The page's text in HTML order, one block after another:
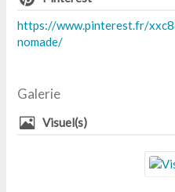
https://www.pinterest.fr/
nomade/
Galerie
Visuel(s)